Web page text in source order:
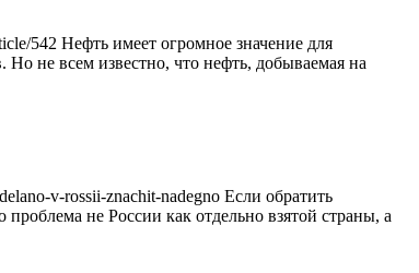
542 Нефть имеет огромное значение для
не всем известно, что нефть, добываемая на
rossii-znachit-nadegno Если обратить
не России как отдельно взятой страны, а